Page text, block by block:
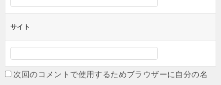
サイト
次回のコメントで使用するためブラウザーに自分の名